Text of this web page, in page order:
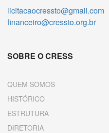
licitacaocressto@gmail.com
financeiro@cressto.org.br
SOBRE O CRESS
QUEM SOMOS
HISTÓRICO
ESTRUTURA
DIRETORIA